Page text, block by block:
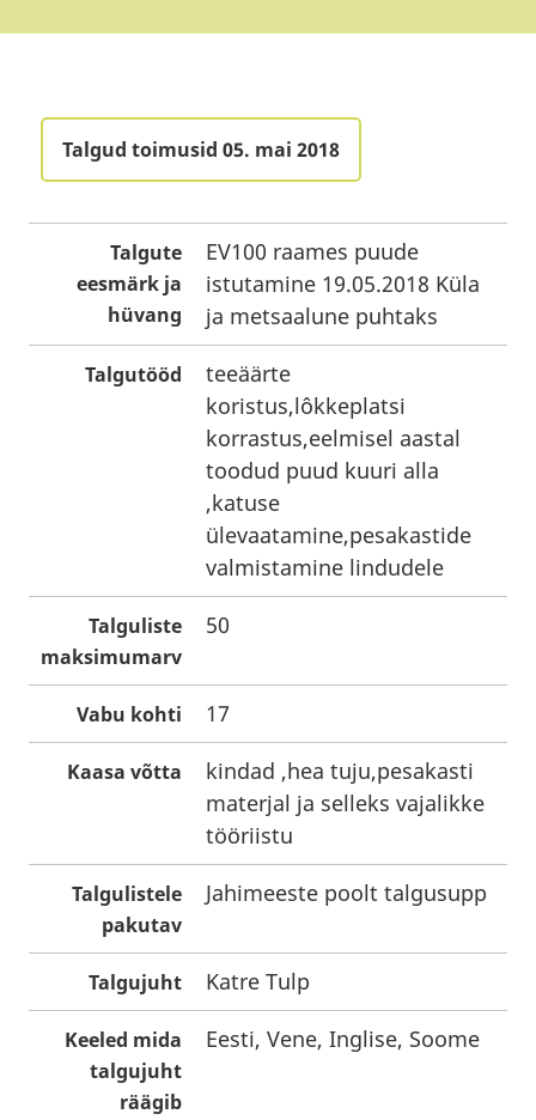
Talgud toimusid 05. mai 2018
Talgute
eesmärk ja
hüvang
EV100 raames puude
istutamine 19.05.2018 Küla
ja metsaalune puhtaks
Talgutööd
teeäärte
koristus,lôkkeplatsi
korrastus,eelmisel aastal
toodud puud kuuri alla
,katuse
ülevaatamine,pesakastide
valmistamine lindudele
Talguliste
maksimumarv
50
Vabu kohti 17
Kaasa võtta
kindad ,hea tuju,pesakasti
materjal ja selleks vajalikke
tööriistu
Talgulistele
pakutav
Jahimeeste poolt talgusupp
Talgujuht Katre Tulp
Keeled mida
talgujuht
räägib
Eesti, Vene, Inglise, Soome